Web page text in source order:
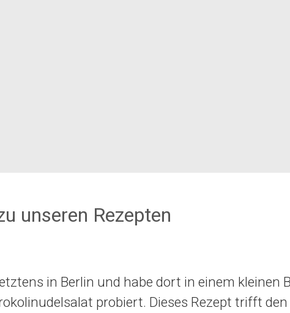
unseren Rezepten
in Berlin und habe dort in einem kleinen
probiert. Dieses Rezept trifft den